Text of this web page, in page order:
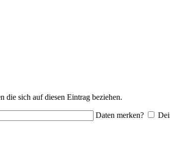
die sich auf diesen Eintrag beziehen.
Daten merken?